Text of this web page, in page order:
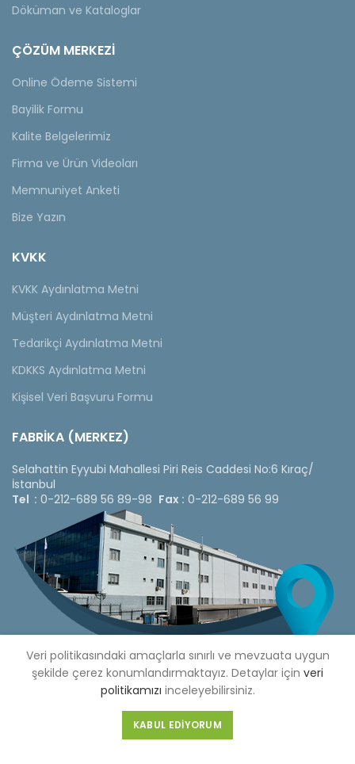
Döküman ve Kataloglar
ÇÖZÜM MERKEZİ
Online Ödeme Sistemi
Bayilik Formu
Kalite Belgelerimiz
Firma ve Ürün Videoları
Memnuniyet Anketi
Bize Yazın
KVKK
KVKK Aydınlatma Metni
Müşteri Aydınlatma Metni
Tedarikçi Aydınlatma Metni
KDKKS Aydınlatma Metni
Kişisel Veri Başvuru Formu
FABRİKA (MERKEZ)
Selahattin Eyyubi Mahallesi Piri Reis Caddesi No:6 Kıraç/
İstanbul
Tel : 0-212-689 56 89-98 Fax : 0-212-689 56 99
Copyright © 2020 Çetinkaya Pano |Çetinkaya Pano Fiyat
Veri politikasındaki amaçlarla sınırlı ve mevzuata uygun
şekilde çerez konumlandırmaktayız. Detaylar için veri
politikamızı inceleyebilirsiniz.
KABUL EDIYORUM